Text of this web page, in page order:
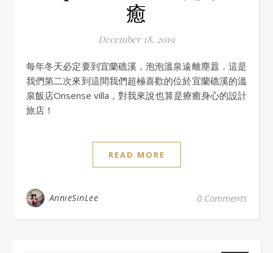
癒
December 18, 2019
每年冬天必定要到宜蘭礁溪，泡泡溫泉遠離塵囂．這是
我們第二次來到這間我們超極喜歡的位於宜蘭礁溪的溫
泉飯店Onsense villa，對我來說也算是療癒身心的設計
旅店！
READ MORE
AnnieSinLee 0 Comments